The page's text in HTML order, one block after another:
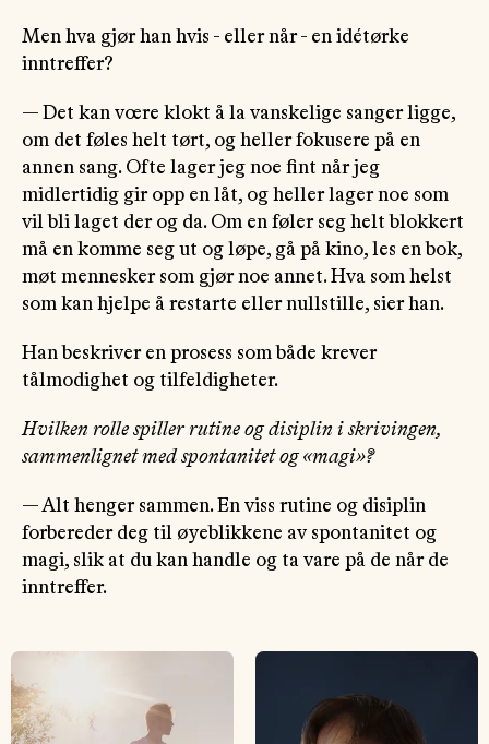
Men hva gjør han hvis - eller når - en idétørke
inntreffer?
— Det kan vœre klokt å la vanskelige sanger ligge,
om det føles helt tørt, og heller fokusere på en
annen sang. Ofte lager jeg noe fint når jeg
midlertidig gir opp en låt, og heller lager noe som
vil bli laget der og da. Om en føler seg helt blokkert
må en komme seg ut og løpe, gå på kino, les en bok,
møt mennesker som gjør noe annet. Hva som helst
som kan hjelpe å restarte eller nullstille, sier han.
Han beskriver en prosess som både krever
tålmodighet og tilfeldigheter.
Hvilken rolle spiller rutine og disiplin i skrivingen,
sammenlignet med spontanitet og «magi»?
— Alt henger sammen. En viss rutine og disiplin
forbereder deg til øyeblikkene av spontanitet og
magi, slik at du kan handle og ta vare på de når de
inntreffer.